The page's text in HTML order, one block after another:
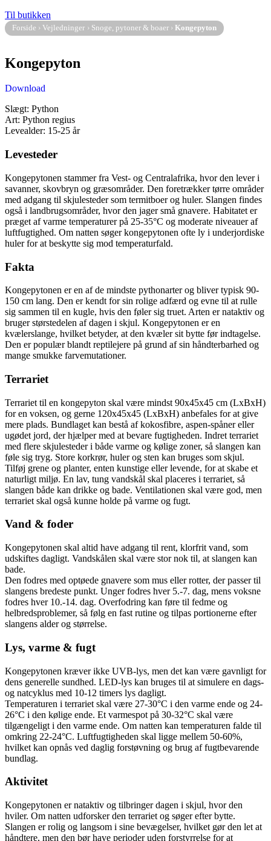
Til butikken
Forside › Vejledninger › Snoge, pytoner & boaer › Kongepyton
Kongepyton
Download
Slægt: Python
Art: Python regius
Levealder: 15-25 år
Levesteder
Kongepytonen stammer fra Vest- og Centralafrika, hvor den lever i
savanner, skovbryn og græsområder. Den foretrækker tørre områder
med adgang til skjulesteder som termitboer og huler. Slangen findes
også i landbrugsområder, hvor den jager små gnavere. Habitatet er
præget af varme temperaturer på 25-35°C og moderate niveauer af
luftfugtighed. Om natten søger kongepytonen ofte ly i underjordiske
huler for at beskytte sig mod temperaturfald.
Fakta
Kongepytonen er en af de mindste pythonarter og bliver typisk 90-
150 cm lang. Den er kendt for sin rolige adfærd og evne til at rulle
sig sammen til en kugle, hvis den føler sig truet. Arten er nataktiv og
bruger størstedelen af dagen i skjul. Kongepytonen er en
kvælerslange, hvilket betyder, at den kvæler sit bytte før indtagelse.
Den er populær blandt reptilejere på grund af sin håndterbarhed og
mange smukke farvemutationer.
Terrariet
Terrariet til en kongepyton skal være mindst 90x45x45 cm (LxBxH)
for en voksen, og gerne 120x45x45 (LxBxH) anbefales for at give
mere plads. Bundlaget kan bestå af kokosfibre, aspen-spåner eller
ugødet jord, der hjælper med at bevare fugtigheden. Indret terrariet
med flere skjulesteder i både varme og kølige zoner, så slangen kan
føle sig tryg. Store korkrør, huler og sten kan bruges som skjul.
Tilføj grene og planter, enten kunstige eller levende, for at skabe et
naturligt miljø. En lav, tung vandskål skal placeres i terrariet, så
slangen både kan drikke og bade. Ventilationen skal være god, men
terrariet skal også kunne holde på varme og fugt.
Vand & foder
Kongepytonen skal altid have adgang til rent, klorfrit vand, som
udskiftes dagligt. Vandskålen skal være stor nok til, at slangen kan
bade.
Den fodres med optøede gnavere som mus eller rotter, der passer til
slangens bredeste punkt. Unger fodres hver 5.-7. dag, mens voksne
fodres hver 10.-14. dag. Overfodring kan føre til fedme og
helbredsproblemer, så følg en fast rutine og tilpas portionerne efter
slangens alder og størrelse.
Lys, varme & fugt
Kongepytonen kræver ikke UVB-lys, men det kan være gavnligt for
dens generelle sundhed. LED-lys kan bruges til at simulere en dags-
og natcyklus med 10-12 timers lys dagligt.
Temperaturen i terrariet skal være 27-30°C i den varme ende og 24-
26°C i den kølige ende. Et varmespot på 30-32°C skal være
tilgængeligt i den varme ende. Om natten kan temperaturen falde til
omkring 22-24°C. Luftfugtigheden skal ligge mellem 50-60%,
hvilket kan opnås ved daglig forstøvning og brug af fugtbevarende
bundlag.
Aktivitet
Kongepytonen er nataktiv og tilbringer dagen i skjul, hvor den
hviler. Om natten udforsker den terrariet og søger efter bytte.
Slangen er rolig og langsom i sine bevægelser, hvilket gør den let at
håndtere, men den bør have perioder uden forstyrrelse for at